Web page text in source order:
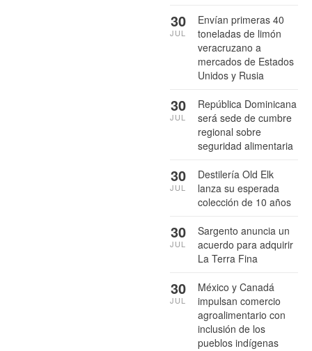
Envían primeras 40
toneladas de limón
veracruzano a
mercados de Estados
Unidos y Rusia
30
JUL
República Dominicana
será sede de cumbre
regional sobre
seguridad alimentaria
30
JUL
Destilería Old Elk
lanza su esperada
colección de 10 años
30
JUL
Sargento anuncia un
acuerdo para adquirir
La Terra Fina
30
JUL
México y Canadá
impulsan comercio
agroalimentario con
inclusión de los
pueblos indígenas
30
JUL